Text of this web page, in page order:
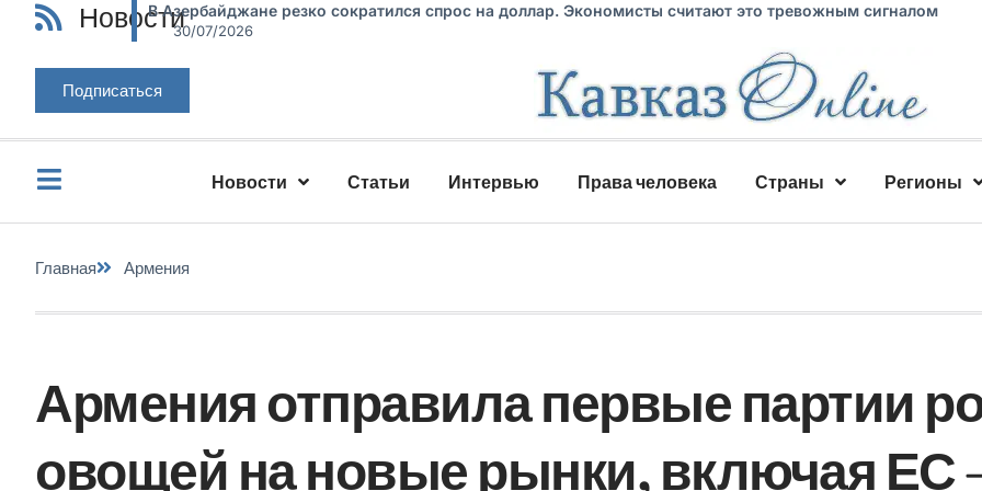
НовостиВ Азербайджане резко сократился спрос на доллар. Экономисты считают это тревожным сигналом
30/07/2026
Подписаться
Новости Статьи Интервью Права человека Страны Регионы
Главная Армения
Армения отправила первые партии
овощей на новые рынки, включая ЕС